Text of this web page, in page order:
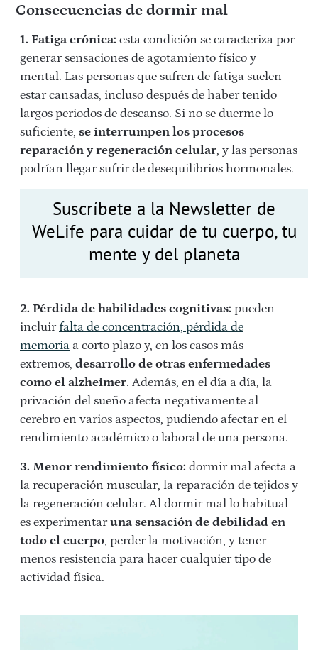
Consecuencias de dormir mal
1. Fatiga crónica: esta condición se caracteriza por
generar sensaciones de agotamiento físico y
mental. Las personas que sufren de fatiga suelen
estar cansadas, incluso después de haber tenido
largos periodos de descanso. Si no se duerme lo
suficiente, se interrumpen los procesos
reparación y regeneración celular, y las personas
podrían llegar sufrir de desequilibrios hormonales.
Suscríbete a la Newsletter de
WeLife para cuidar de tu cuerpo, tu
mente y del planeta
2. Pérdida de habilidades cognitivas: pueden
incluir falta de concentración, pérdida de
memoria a corto plazo y, en los casos más
extremos, desarrollo de otras enfermedades
como el alzheimer. Además, en el día a día, la
privación del sueño afecta negativamente al
cerebro en varios aspectos, pudiendo afectar en el
rendimiento académico o laboral de una persona.
3. Menor rendimiento físico: dormir mal afecta a
la recuperación muscular, la reparación de tejidos y
la regeneración celular. Al dormir mal lo habitual
es experimentaruna sensación de debilidad en
todo el cuerpo, perder la motivación, y tener
menos resistencia para hacer cualquier tipo de
actividad física.